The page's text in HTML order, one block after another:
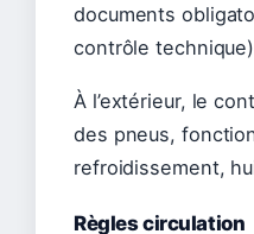
documents
contrôle
À l’extérieur, le
des pneus,
refroidissement,
Règles circulation